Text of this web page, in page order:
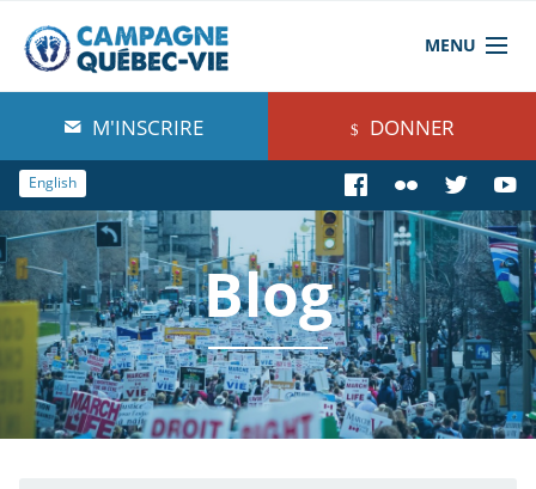
MENU
À propos de nous
Blog
Comprendre
Agir
Boutique
M'INSCRIRE DONNER
English
Blog